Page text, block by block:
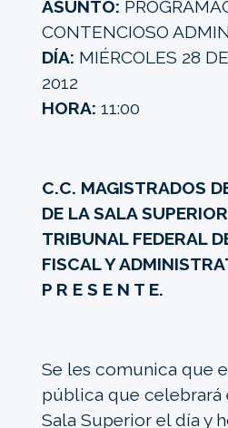
ASUNTO:
CONTENCIOSO
DÍA: MIÉRCOLES 28
2012
HORA: 11:00
C.C. MAGISTRADOS
DE LA SALA
TRIBUNAL FEDERAL
FISCAL Y
P R E S E N T E.
Se les comunica que
pública que celebrará
Sala Superior el día y